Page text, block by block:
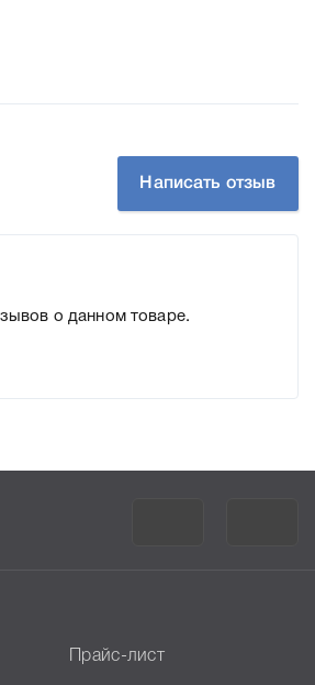
Написать отзыв
о данном товаре.
Прайс-лист